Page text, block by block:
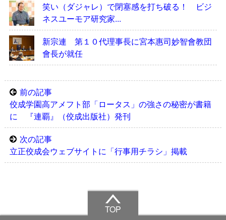
笑い（ダジャレ）で閉塞感を打ち破る！ ビジ
ネスユーモア研究家...
新宗連 第１０代理事長に宮本惠司妙智會教団
會長が就任
前の記事
佼成学園高アメフト部「ロータス」の強さの秘密が書籍
に 『連覇』（佼成出版社）発刊
次の記事
立正佼成会ウェブサイトに「行事用チラシ」掲載
TOP